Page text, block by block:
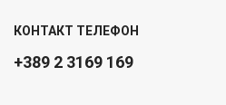
КОНТАКТ ТЕЛЕФОН
+389 2 3169 169